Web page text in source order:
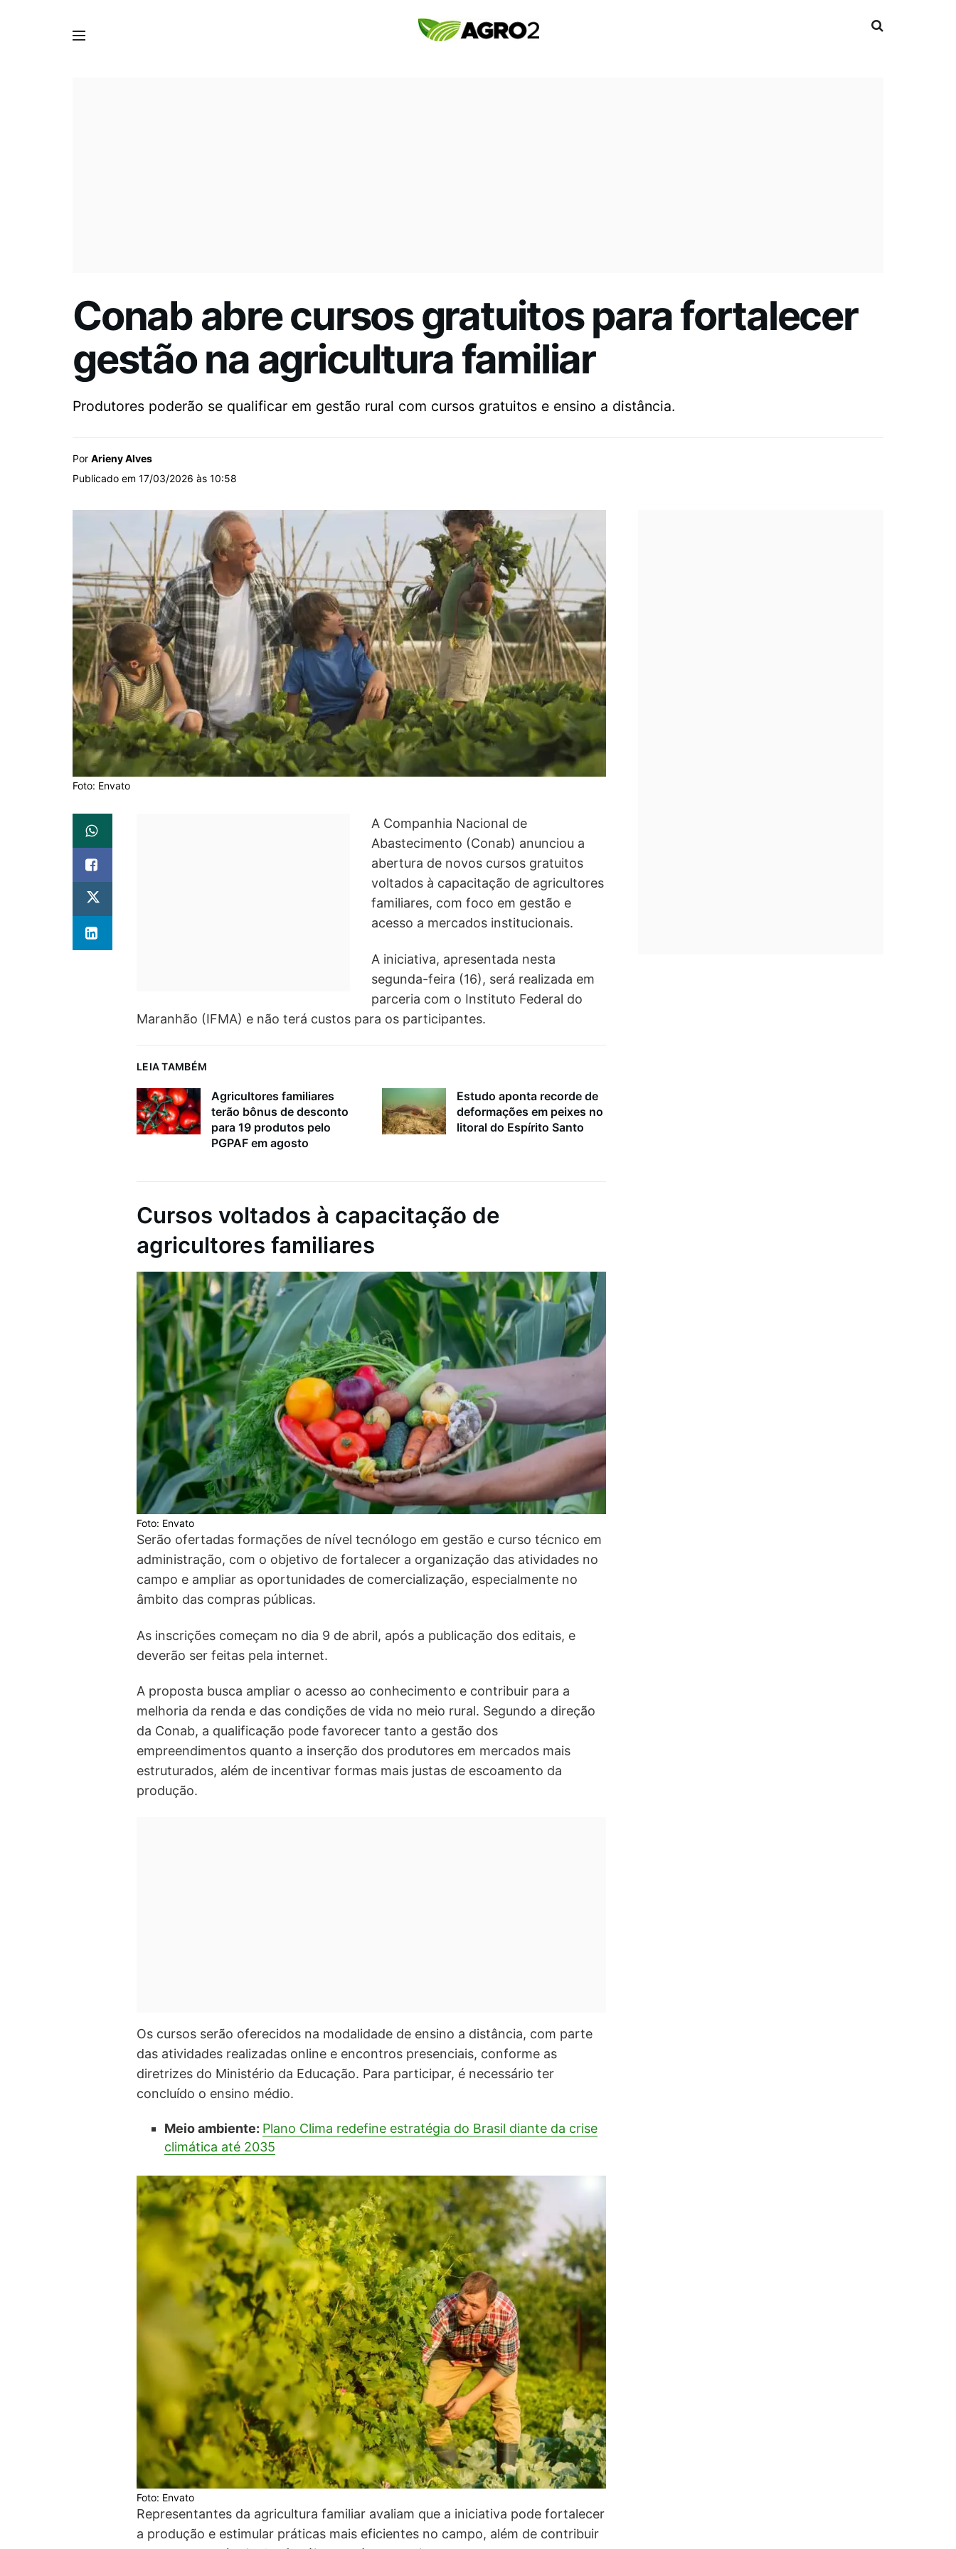
Conab abre cursos gratuitos para fortalecer
gestão na agricultura familiar
Produtores poderão se qualificar em gestão rural com cursos gratuitos e ensino a distância.
Por Arieny Alves
Publicado em 17/03/2026 às 10:58
Foto: Envato
A Companhia Nacional de
Abastecimento (Conab) anunciou a
abertura de novos cursos gratuitos
voltados à capacitação de agricultores
familiares, com foco em gestão e
acesso a mercados institucionais.
A iniciativa, apresentada nesta
segunda-feira (16), será realizada em
parceria com o Instituto Federal do
Maranhão (IFMA) e não terá custos para os participantes.
LEIA TAMBÉM
Agricultores familiares
terão bônus de desconto
para 19 produtos pelo
PGPAF em agosto
Estudo aponta recorde de
deformações em peixes no
litoral do Espírito Santo
Cursos voltados à capacitação de
agricultores familiares
Foto: Envato
Serão ofertadas formações de nível tecnólogo em gestão e curso técnico em
administração, com o objetivo de fortalecer a organização das atividades no
campo e ampliar as oportunidades de comercialização, especialmente no
âmbito das compras públicas.
As inscrições começam no dia 9 de abril, após a publicação dos editais, e
deverão ser feitas pela internet.
A proposta busca ampliar o acesso ao conhecimento e contribuir para a
melhoria da renda e das condições de vida no meio rural. Segundo a direção
da Conab, a qualificação pode favorecer tanto a gestão dos
empreendimentos quanto a inserção dos produtores em mercados mais
estruturados, além de incentivar formas mais justas de escoamento da
produção.
Os cursos serão oferecidos na modalidade de ensino a distância, com parte
das atividades realizadas online e encontros presenciais, conforme as
diretrizes do Ministério da Educação. Para participar, é necessário ter
concluído o ensino médio.
Meio ambiente: Plano Clima redefine estratégia do Brasil diante da crise
climática até 2035
Foto: Envato
Representantes da agricultura familiar avaliam que a iniciativa pode fortalecer
a produção e estimular práticas mais eficientes no campo, além de contribuir